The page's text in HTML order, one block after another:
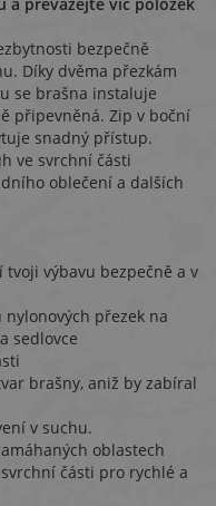
bezpečně
Díky dvěma přezkám
se brašna instaluje
připevněná. Zip v boční
snadný přístup.
ve svrchní části
oblečení a dalších
tvoji výbavu bezpečně a v
přezek na
sedlovce
brašny, aniž by zabíral
v suchu.
oblastech
části pro rychlé a